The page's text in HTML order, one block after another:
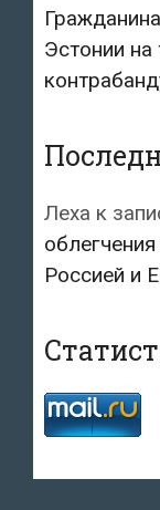
Эстонии
Леха к
Россией и